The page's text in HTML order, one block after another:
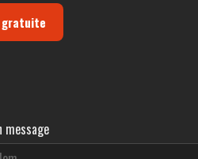
gratuite
message